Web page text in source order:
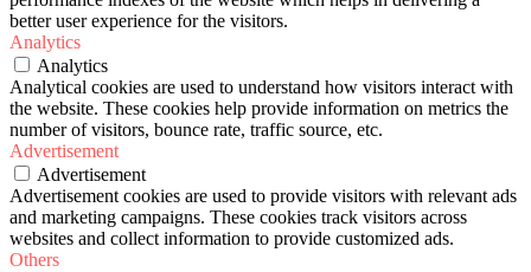
better user experience for the visitors.
Analytics
Analytics
Analytical cookies are used to understand how visitors interact with
the website. These cookies help provide information on metrics the
number of visitors, bounce rate, traffic source, etc.
Advertisement
Advertisement
Advertisement cookies are used to provide visitors with relevant ads
and marketing campaigns. These cookies track visitors across
websites and collect information to provide customized ads.
Others